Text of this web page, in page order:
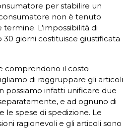
per stabilire un
non è tenuto
L’impossibilità di
30 giorni costituisce giustificata
comprendono il costo
di raggruppare gli articoli
possiamo infatti unificare due
e ad ognuno di
le spese di spedizione. Le
ragionevoli e gli articoli sono